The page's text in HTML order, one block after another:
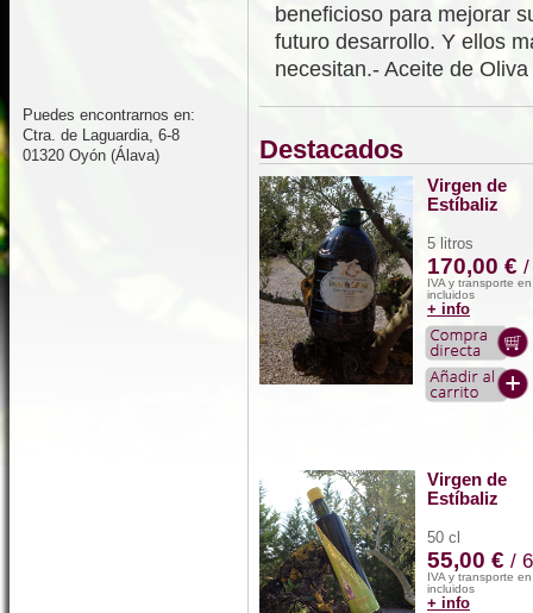
Puedes encontrarnos en:
Ctra. de Laguardia, 6-8
01320 Oyón (Álava)
beneficioso para mejorar
futuro desarrollo. Y ellos
necesitan.- Aceite de
Destacados
Virgen de
Estíbaliz
5 litros
170,00 € /
IVA y transporte
incluidos
+ info
Virgen de
Estíbaliz
50 cl
55,00 € /
IVA y transporte
incluidos
+ info